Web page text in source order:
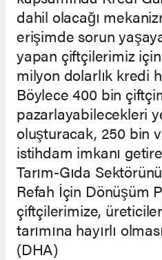
dahil olacağı
erişimde sorun
yapan çiftçilerimiz
milyon dolarlık kredi
Böylece 400 bin
pazarlayabilecekleri
oluşturacak, 250 bin
istihdam imkanı
Tarım-Gıda
Refah İçin Dönüşüm
çiftçilerimize,
tarımına hayırlı
(DHA)